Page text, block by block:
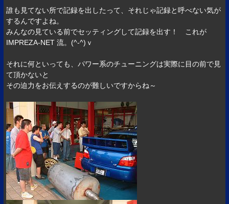
誰も見てない所で記録を出したって、それじゃ記録と呼べない気が
するんですよね。
みんなの見ている前でセッティングして記録を出す！ これが
IMPREZA-NET 流。(^-^)ｖ
それに何といっても、パワー系のチューニングは実際に目の前で見
て頂かないと
その迫力をお伝えするのが難しいですからね～